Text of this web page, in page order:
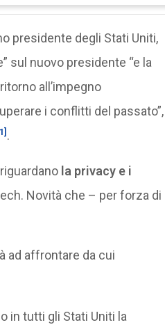
presidente degli Stati Uniti,
sul nuovo presidente “e la
all’impegno
i conflitti del passato”,
.
la privacy e i
Novità che – per forza di
ad affrontare da cui
in tutti gli Stati Uniti la